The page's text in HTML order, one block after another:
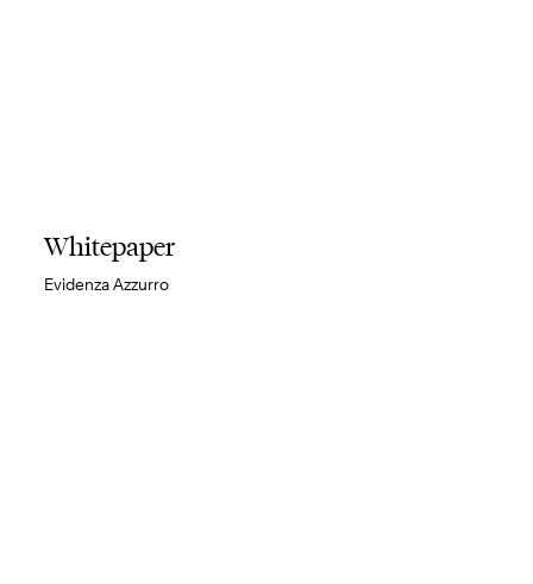
Whitepaper
Evidenza Azzurro